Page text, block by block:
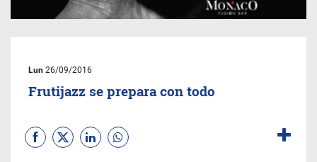
Lun 26/09/2016
Frutijazz se prepara con todo